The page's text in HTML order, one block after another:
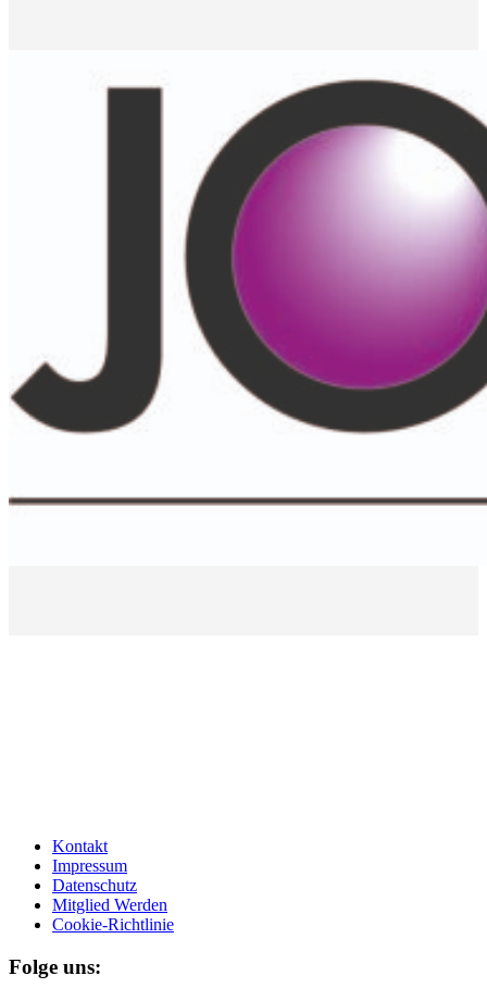
Kontakt
Impressum
Datenschutz
Mitglied Werden
Cookie-Richtlinie
Folge uns: